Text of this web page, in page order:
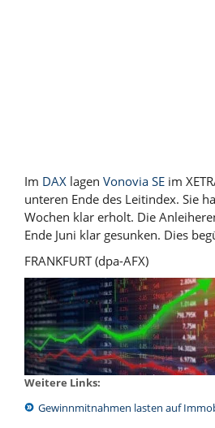
Im DAX lagen Vonovia SE im
unteren Ende des Leitindex. Sie
Wochen klar erholt. Die
Ende Juni klar gesunken. Dies
FRANKFURT (dpa-AFX)
Weitere Links:
Gewinnmitnahmen lasten auf